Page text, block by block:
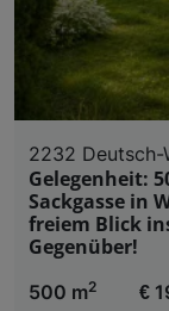
2232 Deutsch-
Gelegenheit:
Sackgasse in
freiem Blick
Gegenüber!
500 m2
€